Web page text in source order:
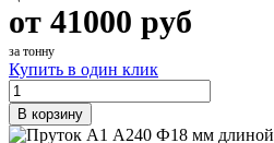
от 41000 руб
за тонну
Купить в один клик
В корзину